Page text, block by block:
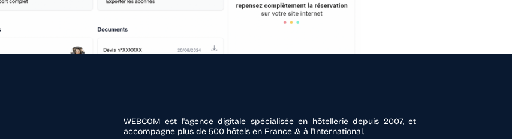
WEBCOM est l'agence digitale spécialisée en hôtellerie depuis 2007, et
accompagne plus de 500 hôtels en France & à l'International.